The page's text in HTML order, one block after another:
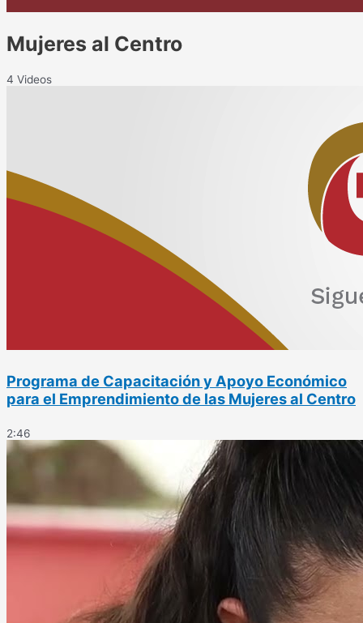
Mujeres al Centro
4 Videos
Programa de Capacitación y Apoyo Económico
para el Emprendimiento de las Mujeres al Centro
2:46